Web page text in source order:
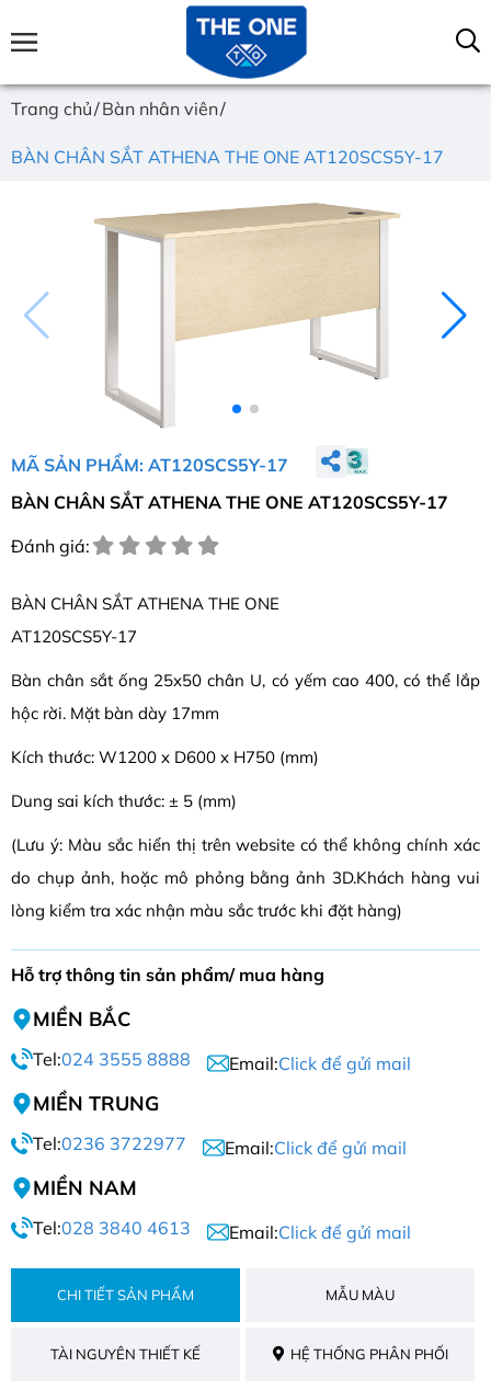
Trang chủ Bàn nhân viên
BÀN CHÂN SẮT ATHENA THE ONE AT120SCS5Y-17
MÃ SẢN PHẨM: AT120SCS5Y-17
BÀN CHÂN SẮT ATHENA THE ONE AT120SCS5Y-17
Đánh giá:
BÀN CHÂN SẮT ATHENA THE ONE
AT120SCS5Y-17
Bàn chân sắt ống 25x50 chân U, có yếm cao 400, có thể lắp
hộc rời. Mặt bàn dày 17mm
Kích thước: W1200 x D600 x H750 (mm)
Dung sai kích thước: ± 5 (mm)
(Lưu ý: Màu sắc hiển thị trên website có thể không chính xác
do chụp ảnh, hoặc mô phỏng bằng ảnh 3D.Khách hàng vui
lòng kiểm tra xác nhận màu sắc trước khi đặt hàng)
Hỗ trợ thông tin sản phẩm/ mua hàng
MIỀN BẮC
Tel:024 3555 8888 Email:Click để gửi mail
MIỀN TRUNG
Tel:0236 3722977 Email:Click để gửi mail
MIỀN NAM
Tel:028 3840 4613 Email:Click để gửi mail
CHI TIẾT SẢN PHẨM MẪU MÀU
TÀI NGUYÊN THIẾT KẾ HỆ THỐNG PHÂN PHỐI